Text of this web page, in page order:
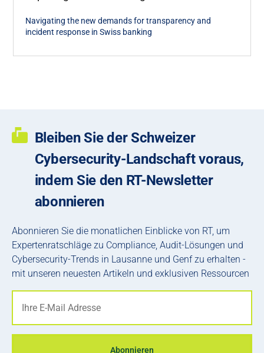
Navigating the new demands for transparency and
incident response in Swiss banking
Bleiben Sie der Schweizer
Cybersecurity-Landschaft voraus,
indem Sie den RT-Newsletter
abonnieren
Abonnieren Sie die monatlichen Einblicke von RT, um
Expertenratschläge zu Compliance, Audit-Lösungen und
Cybersecurity-Trends in Lausanne und Genf zu erhalten -
mit unseren neuesten Artikeln und exklusiven Ressourcen
Abonnieren